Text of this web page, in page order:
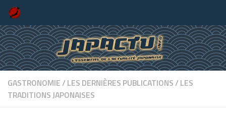
Skip to content
GASTRONOMIE/LES DERNIÈRES PUBLICATIONS/LES
TRADITIONS JAPONAISES